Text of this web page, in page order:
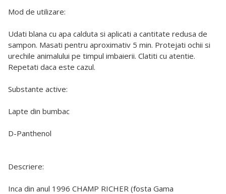
Mod de utilizare:
Udati blana cu apa calduta si aplicati a cantitate redusa de
sampon. Masati pentru aproximativ 5 min. Protejati ochii si
urechile animalului pe timpul imbaierii. Clatiti cu atentie.
Repetati daca este cazul.
Substante active:
Lapte din bumbac
D-Panthenol
Descriere:
Inca din anul 1996 CHAMP RICHER (fosta Gama